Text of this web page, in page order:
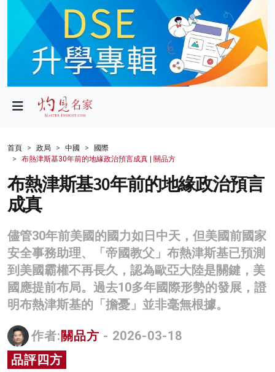
政局
財經
生活
健康
商業
科技
影片
名家榜
關於我們
首頁 政局 中國
國際
布熱津斯基30年前的地緣政治預言成真 | 關品方
布熱津斯基30年前的地緣政治預言
成真
儘管30年前美國的國力如日中天，但美國前國家
安全事務助理、「帝國教父」布熱津斯基已預測
到美國霸權不再長久，認為歐亞大陸是關鍵，美
國應提前布局。過去10多年國際形勢的發展，證
明布熱津斯基的「擔憂」並非毫無根據。
作者: 關品方 - 2026-03-18
品評四方